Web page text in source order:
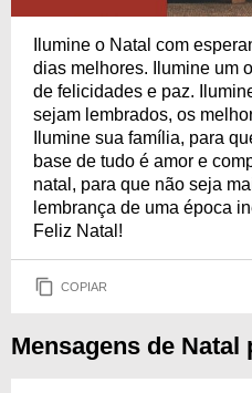
Ilumine o Natal com
dias melhores. Ilumine um
de felicidades e paz.
sejam lembrados, os
Ilumine sua família, para
base de tudo é amor e
natal, para que não seja
lembrança de uma época
Feliz Natal!
COPIAR
Mensagens de Natal